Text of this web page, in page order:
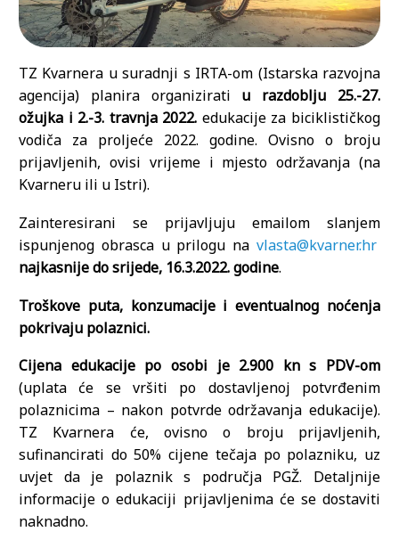
TZ Kvarnera u suradnji s IRTA-om (Istarska razvojna
agencija) planira organizirati u razdoblju 25.-27.
ožujka i 2.-3. travnja 2022. edukacije za biciklističkog
vodiča za proljeće 2022. godine. Ovisno o broju
prijavljenih, ovisi vrijeme i mjesto održavanja (na
Kvarneru ili u Istri).
Zainteresirani se prijavljuju emailom slanjem
ispunjenog obrasca u prilogu na vlasta@kvarner.hr
najkasnijedo srijede, 16.3.2022. godine.
Troškove puta, konzumacije i eventualnog noćenja
pokrivaju polaznici.
Cijena edukacije po osobi je 2.900 kn s PDV-om
(uplata će se vršiti po dostavljenoj potvrđenim
polaznicima – nakon potvrde održavanja edukacije).
TZ Kvarnera će, ovisno o broju prijavljenih,
sufinancirati do 50% cijene tečaja po polazniku, uz
uvjet da je polaznik s područja PGŽ. Detaljnije
informacije o edukaciji prijavljenima će se dostaviti
naknadno.